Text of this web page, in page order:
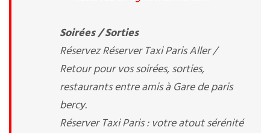
Soirées / Sorties
Réservez Réserver Taxi Paris Aller /
Retour pour vos soirées, sorties,
restaurants entre amis à Gare de paris
bercy.
Réserver Taxi Paris : votre atout sérénité